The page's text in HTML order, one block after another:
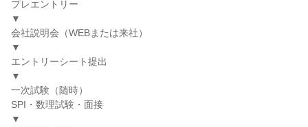
プレエントリー
▼
会社説明会（WEBまたは来社）
▼
エントリーシート提出
▼
一次試験（随時）
SPI・数理試験・面接
▼